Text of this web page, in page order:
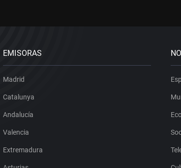
EMISORAS
Madrid
Catalunya
Andalucía
Valencia
Extremadura